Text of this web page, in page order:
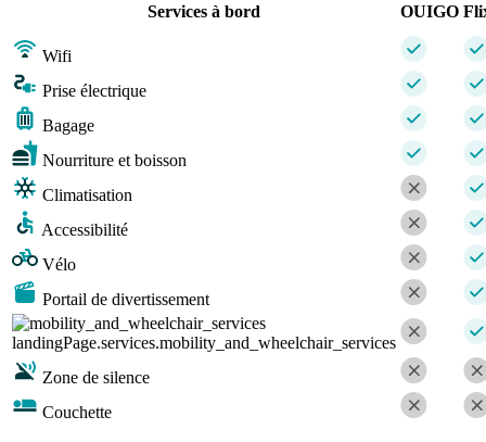
Services à bord
OUIGO
Wifi
Prise électrique
Bagage
Nourriture et boisson
Climatisation
Accessibilité
Vélo
Portail de divertissement
landingPage.services.mobility_and_wheelchair_services
Zone de silence
Couchette